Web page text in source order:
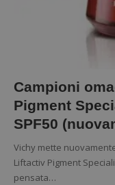
Campioni
Pigment
SPF50
Vichy mette
Liftactiv Pigment
pensata…